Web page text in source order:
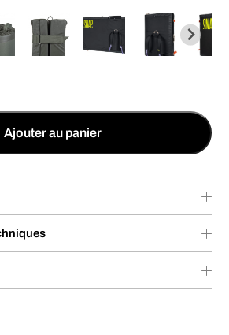
Ajouter au panier